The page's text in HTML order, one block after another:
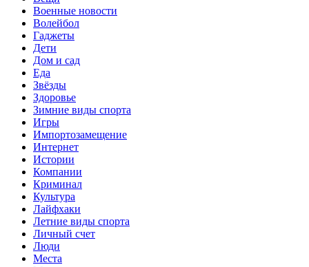
Военные новости
Волейбол
Гаджеты
Дети
Дом и сад
Еда
Звёзды
Здоровье
Зимние виды спорта
Игры
Импортозамещение
Интернет
Истории
Компании
Криминал
Культура
Лайфхаки
Летние виды спорта
Личный счет
Люди
Места